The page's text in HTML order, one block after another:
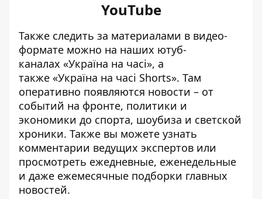
YouTube
Также следить за материалами в видео-
формате можно на наших ютуб-
каналах «Україна на часі», а
также «Україна на часі Shorts». Там
оперативно появляются новости – от
событий на фронте, политики и
экономики до спорта, шоубиза и светской
хроники. Также вы можете узнать
комментарии ведущих экспертов или
просмотреть ежедневные, еженедельные
и даже ежемесячные подборки главных
новостей.